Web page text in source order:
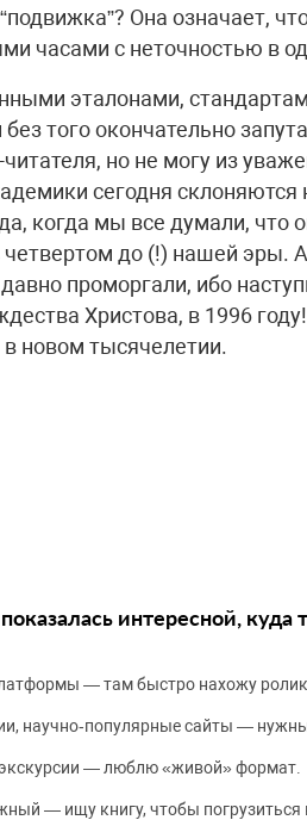
Она означает,
часами с неточностью в
эталонами,
без того окончательно
но не могу из
сегодня склоняются
когда мы все думали, что
до (!) нашей эры.
проморгали, ибо
Христова, в 1996
новом тысячелетии.
интересной,
— там быстро нахожу
научно‑популярные сайты —
— люблю «живой» формат.
— ищу книгу, чтобы погрузиться